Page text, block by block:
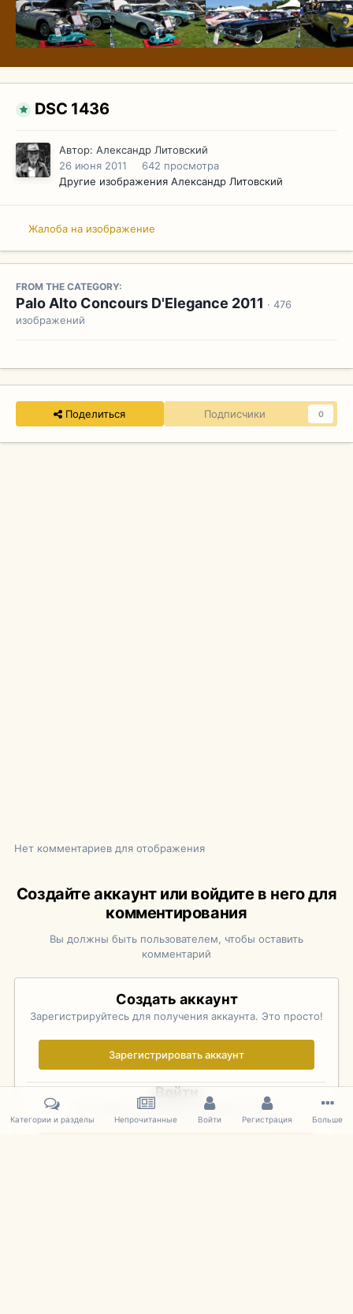
DSC 1436
Автор: Александр Литовский
26 июня 2011
642 просмотра
Другие изображения Александр Литовский
Жалоба на изображение
FROM THE CATEGORY:
Palo Alto Concours D'Elegance 2011 · 476
изображений
Поделиться Подписчики 0
Нет комментариев для отображения
Создайте аккаунт или войдите в него для
комментирования
Вы должны быть пользователем, чтобы оставить
комментарий
Создать аккаунт
Зарегистрируйтесь для получения аккаунта. Это просто!
Зарегистрировать аккаунт
Войти
Уже зарегистрированы? Войдите здесь.
Категории и разделы Непрочитанные Войти Регистрация Больше